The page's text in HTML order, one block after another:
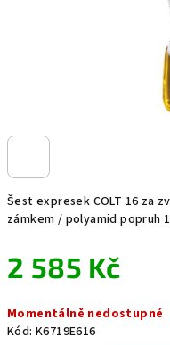
Šest expresek COLT 16 za
zámkem / polyamid popruh
2 585 Kč
cena:
Momentálně nedostupné
Kód: K6719E616